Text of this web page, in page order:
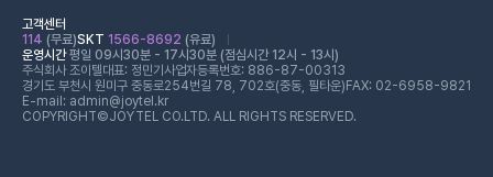
고객센터
114 (무료)SKT 1566-8692 (유료)
운영시간평일 09시30분 - 17시30분 (점심시간 12시 - 13시)
주식회사 조이텔대표: 정민기 사업자등록번호: 886-87-00313
경기도 부천시 원미구 중동로254번길 78, 702호(중동, 필타운) FAX: 02-6958-9821
E-mail: admin@joytel.kr
COPYRIGHT©JOYTEL CO.LTD. ALL RIGHTS RESERVED.